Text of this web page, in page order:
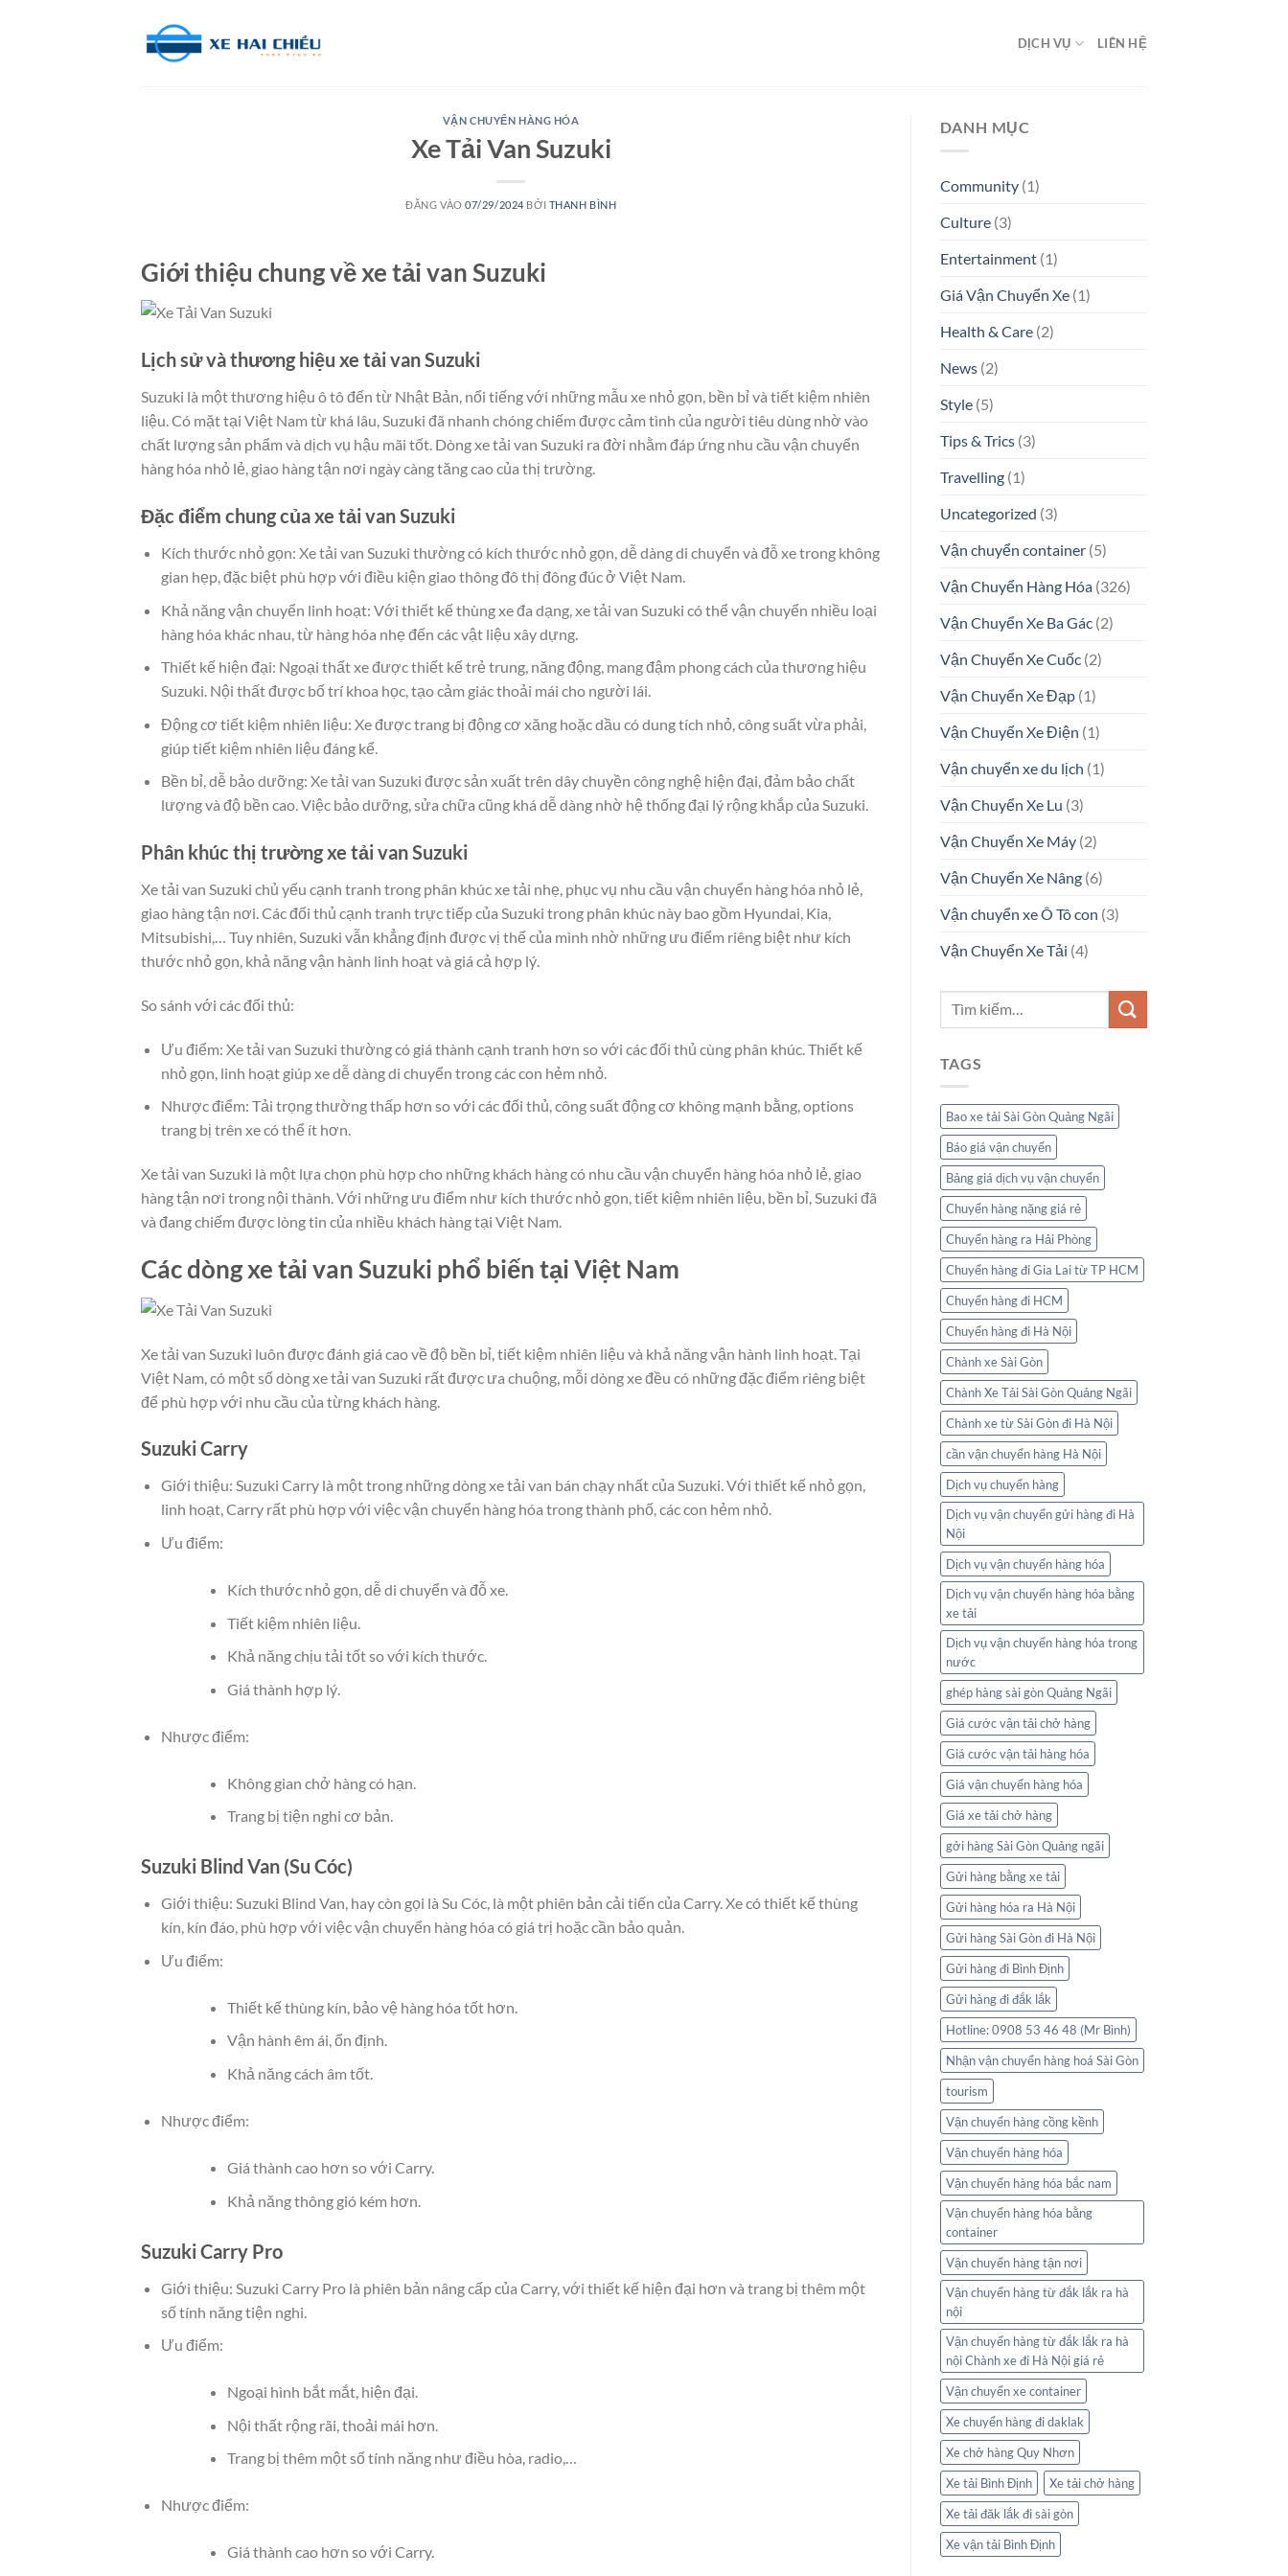
DỊCH VỤ LIÊN HỆ
VẬN CHUYỂN HÀNG HÓA
Xe Tải Van Suzuki
ĐĂNG VÀO07/29/2024 BỞI THANH BÌNH
Giới thiệu chung về xe tải van Suzuki
Lịch sử và thương hiệu xe tải van Suzuki
Suzuki là một thương hiệu ô tô đến từ Nhật Bản, nổi tiếng với những mẫu xe nhỏ gọn, bền bỉ và tiết kiệm nhiên
liệu. Có mặt tại Việt Nam từ khá lâu, Suzuki đã nhanh chóng chiếm được cảm tình của người tiêu dùng nhờ vào
chất lượng sản phẩm và dịch vụ hậu mãi tốt. Dòng xe tải van Suzuki ra đời nhằm đáp ứng nhu cầu vận chuyển
hàng hóa nhỏ lẻ, giao hàng tận nơi ngày càng tăng cao của thị trường.
Đặc điểm chung của xe tải van Suzuki
Kích thước nhỏ gọn: Xe tải van Suzuki thường có kích thước nhỏ gọn, dễ dàng di chuyển và đỗ xe trong không
gian hẹp, đặc biệt phù hợp với điều kiện giao thông đô thị đông đúc ở Việt Nam.
Khả năng vận chuyển linh hoạt: Với thiết kế thùng xe đa dạng, xe tải van Suzuki có thể vận chuyển nhiều loại
hàng hóa khác nhau, từ hàng hóa nhẹ đến các vật liệu xây dựng.
Thiết kế hiện đại: Ngoại thất xe được thiết kế trẻ trung, năng động, mang đậm phong cách của thương hiệu
Suzuki. Nội thất được bố trí khoa học, tạo cảm giác thoải mái cho người lái.
Động cơ tiết kiệm nhiên liệu: Xe được trang bị động cơ xăng hoặc dầu có dung tích nhỏ, công suất vừa phải,
giúp tiết kiệm nhiên liệu đáng kể.
Bền bỉ, dễ bảo dưỡng: Xe tải van Suzuki được sản xuất trên dây chuyền công nghệ hiện đại, đảm bảo chất
lượng và độ bền cao. Việc bảo dưỡng, sửa chữa cũng khá dễ dàng nhờ hệ thống đại lý rộng khắp của Suzuki.
Phân khúc thị trường xe tải van Suzuki
Xe tải van Suzuki chủ yếu cạnh tranh trong phân khúc xe tải nhẹ, phục vụ nhu cầu vận chuyển hàng hóa nhỏ lẻ,
giao hàng tận nơi. Các đối thủ cạnh tranh trực tiếp của Suzuki trong phân khúc này bao gồm Hyundai, Kia,
Mitsubishi,… Tuy nhiên, Suzuki vẫn khẳng định được vị thế của mình nhờ những ưu điểm riêng biệt như kích
thước nhỏ gọn, khả năng vận hành linh hoạt và giá cả hợp lý.
So sánh với các đối thủ:
Ưu điểm: Xe tải van Suzuki thường có giá thành cạnh tranh hơn so với các đối thủ cùng phân khúc. Thiết kế
nhỏ gọn, linh hoạt giúp xe dễ dàng di chuyển trong các con hẻm nhỏ.
Nhược điểm: Tải trọng thường thấp hơn so với các đối thủ, công suất động cơ không mạnh bằng, options
trang bị trên xe có thể ít hơn.
Xe tải van Suzuki là một lựa chọn phù hợp cho những khách hàng có nhu cầu vận chuyển hàng hóa nhỏ lẻ, giao
hàng tận nơi trong nội thành. Với những ưu điểm như kích thước nhỏ gọn, tiết kiệm nhiên liệu, bền bỉ, Suzuki đã
và đang chiếm được lòng tin của nhiều khách hàng tại Việt Nam.
Các dòng xe tải van Suzuki phổ biến tại Việt Nam
Xe tải van Suzuki luôn được đánh giá cao về độ bền bỉ, tiết kiệm nhiên liệu và khả năng vận hành linh hoạt. Tại
Việt Nam, có một số dòng xe tải van Suzuki rất được ưa chuộng, mỗi dòng xe đều có những đặc điểm riêng biệt
để phù hợp với nhu cầu của từng khách hàng.
Suzuki Carry
Giới thiệu: Suzuki Carry là một trong những dòng xe tải van bán chạy nhất của Suzuki. Với thiết kế nhỏ gọn,
linh hoạt, Carry rất phù hợp với việc vận chuyển hàng hóa trong thành phố, các con hẻm nhỏ.
Ưu điểm:
Kích thước nhỏ gọn, dễ di chuyển và đỗ xe.
Tiết kiệm nhiên liệu.
Khả năng chịu tải tốt so với kích thước.
Giá thành hợp lý.
Nhược điểm:
Không gian chở hàng có hạn.
Trang bị tiện nghi cơ bản.
Suzuki Blind Van (Su Cóc)
Giới thiệu: Suzuki Blind Van, hay còn gọi là Su Cóc, là một phiên bản cải tiến của Carry. Xe có thiết kế thùng
kín, kín đáo, phù hợp với việc vận chuyển hàng hóa có giá trị hoặc cần bảo quản.
Ưu điểm:
Thiết kế thùng kín, bảo vệ hàng hóa tốt hơn.
Vận hành êm ái, ổn định.
Khả năng cách âm tốt.
Nhược điểm:
Giá thành cao hơn so với Carry.
Khả năng thông gió kém hơn.
Suzuki Carry Pro
Giới thiệu: Suzuki Carry Pro là phiên bản nâng cấp của Carry, với thiết kế hiện đại hơn và trang bị thêm một
số tính năng tiện nghi.
Ưu điểm:
Ngoại hình bắt mắt, hiện đại.
Nội thất rộng rãi, thoải mái hơn.
Trang bị thêm một số tính năng như điều hòa, radio,…
Nhược điểm:
Giá thành cao hơn so với Carry.
DANH MỤC
Community(1)
Culture(3)
Entertainment(1)
Giá Vận Chuyển Xe(1)
Health & Care(2)
News(2)
Style(5)
Tips & Trics(3)
Travelling(1)
Uncategorized (3)
Vận chuyển container(5)
Vận Chuyển Hàng Hóa(326)
Vận Chuyển Xe Ba Gác(2)
Vận Chuyển Xe Cuốc(2)
Vận Chuyển Xe Đạp(1)
Vận Chuyển Xe Điện (1)
Vận chuyển xe du lịch (1)
Vận Chuyển Xe Lu (3)
Vận Chuyển Xe Máy(2)
Vận Chuyển Xe Nâng(6)
Vận chuyển xe Ô Tô con (3)
Vận Chuyển Xe Tải (4)
TAGS
Bao xe tải Sài Gòn Quảng Ngãi
Báo giá vận chuyển
Bảng giá dịch vụ vận chuyển
Chuyển hàng nặng giá rẻ
Chuyển hàng ra Hải Phòng
Chuyển hàng đi Gia Lai từ TP HCM
Chuyển hàng đi HCM
Chuyển hàng đi Hà Nội
Chành xe Sài Gòn
Chành Xe Tải Sài Gòn Quảng Ngãi
Chành xe từ Sài Gòn đi Hà Nội
cần vận chuyển hàng Hà Nội
Dịch vụ chuyển hàng
Dịch vụ vận chuyển gửi hàng đi Hà
Nội
Dịch vụ vận chuyển hàng hóa
Dịch vụ vận chuyển hàng hóa bằng
xe tải
Dịch vụ vận chuyển hàng hóa trong
nước
ghép hàng sài gòn Quảng Ngãi
Giá cước vận tải chở hàng
Giá cước vận tải hàng hóa
Giá vận chuyển hàng hóa
Giá xe tải chở hàng
gởi hàng Sài Gòn Quảng ngãi
Gửi hàng bằng xe tải
Gửi hàng hóa ra Hà Nội
Gửi hàng Sài Gòn đi Hà Nội
Gửi hàng đi Bình Định
Gửi hàng đi đắk lắk
Hotline: 0908 53 46 48 (Mr Bình)
Nhận vận chuyển hàng hoá Sài Gòn
tourism
Vận chuyển hàng cồng kềnh
Vận chuyển hàng hóa
Vận chuyển hàng hóa bắc nam
Vận chuyển hàng hóa bằng
container
Vận chuyển hàng tận nơi
Vận chuyển hàng từ đắk lắk ra hà
nội
Vận chuyển hàng từ đắk lắk ra hà
nội Chành xe đi Hà Nội giá rẻ
Vận chuyển xe container
Xe chuyển hàng đi daklak
Xe chở hàng Quy Nhơn
Xe tải Bình Định
Xe tải chở hàng
Xe tải đăk lắk đi sài gòn
Xe vận tải Bình Định